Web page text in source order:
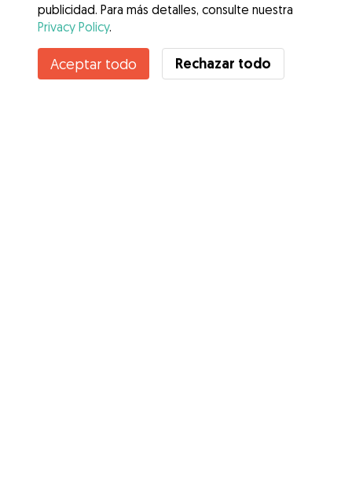
Contacta con Andrés
¿Conoces los Beneficios de Gudog? Ver más
publicidad. Para más detalles, consulte nuestra
Privacy Policy.
Aceptar todo Rechazar todo